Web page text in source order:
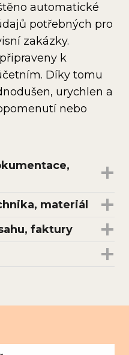
automatické
potřebných pro
zakázky.
k
Díky tomu
urychlen a
nebo
materiál
faktury